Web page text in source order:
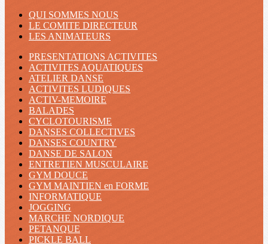
QUI SOMMES NOUS
LE COMITE DIRECTEUR
LES ANIMATEURS
PRESENTATIONS ACTIVITES
ACTIVITES AQUATIQUES
ATELIER DANSE
ACTIVITES LUDIQUES
ACTIV-MEMOIRE
BALADES
CYCLOTOURISME
DANSES COLLECTIVES
DANSES COUNTRY
DANSE DE SALON
ENTRETIEN MUSCULAIRE
GYM DOUCE
GYM MAINTIEN en FORME
INFORMATIQUE
JOGGING
MARCHE NORDIQUE
PETANQUE
PICKLE BALL